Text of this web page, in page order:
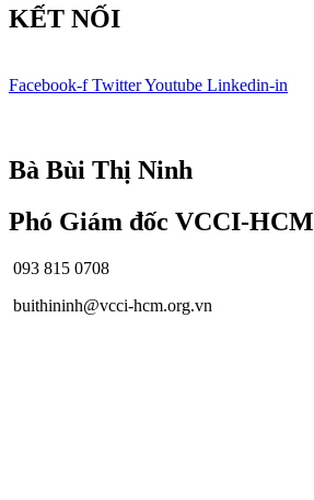
KẾT NỐI
Facebook-f TwitterYoutube Linkedin-in
Bà Bùi Thị Ninh
Phó Giám đốc VCCI-HCM
093 815 0708
buithininh@vcci-hcm.org.vn